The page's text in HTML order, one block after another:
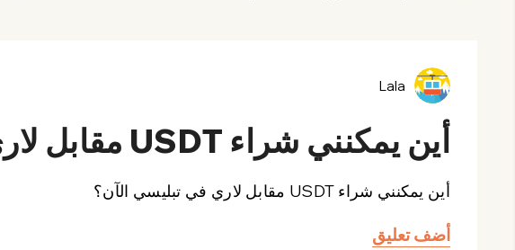
Lala
أين يمكنني شراء USDT مقابل لاري في تبليسي الآن؟
أين يمكنني شراء USDT مقابل لاري في تبليسي الآن؟
أضف تعليق